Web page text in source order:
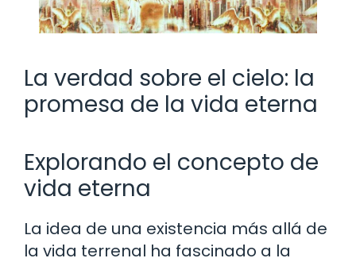
La verdad sobre el cielo: la
promesa de la vida eterna
Explorando el concepto de
vida eterna
La idea de una existencia más allá de
la vida terrenal ha fascinado a la